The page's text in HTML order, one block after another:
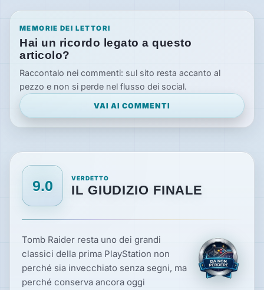
MEMORIE DEI LETTORI
Hai un ricordo legato a questo
articolo?
Raccontalo nei commenti: sul sito resta accanto al
pezzo e non si perde nel flusso dei social.
VAI AI COMMENTI
9.0 VERDETTO
IL GIUDIZIO FINALE
Tomb Raider resta uno dei grandi
classici della prima PlayStation non
perché sia invecchiato senza segni, ma
perché conserva ancora oggi